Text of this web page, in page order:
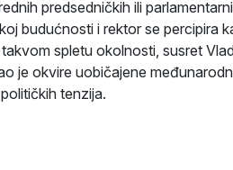
predsedničkih ili
budućnosti i rektor se percipira
spletu okolnosti, susret
je okvire uobičajene
tenzija.